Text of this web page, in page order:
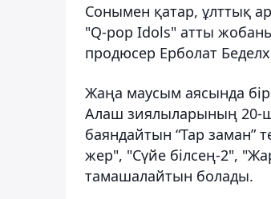
Сонымен қатар, ұлттық
"Q-pop Idols" атты
продюсер Ерболат
Жаңа маусым аясында
Алаш зиялыларының 20-
баяндайтын “Тар заман”
жер", "Сүйе білсең-2",
тамашалайтын болады.